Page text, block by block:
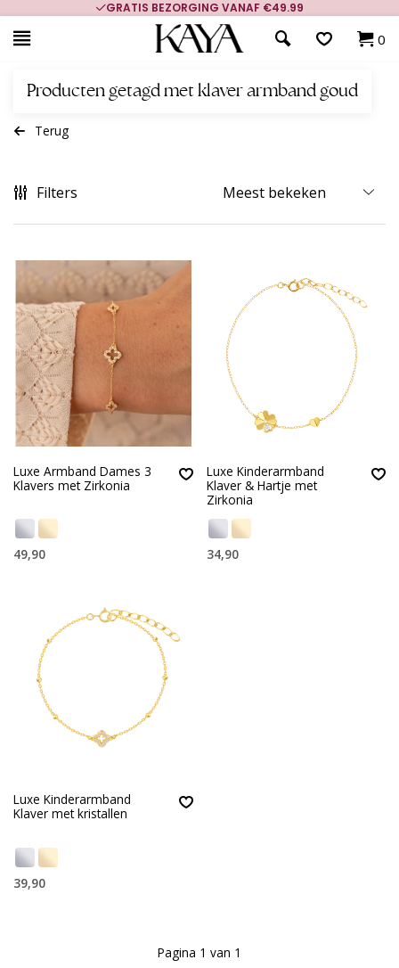
GRATIS BEZORGING VANAF €49.99
0
Producten getagd met klaver armband goud
Terug
Filters
Luxe Armband Dames 3
Klavers met Zirkonia
49,90
Luxe Kinderarmband
Klaver & Hartje met
Zirkonia
34,90
Luxe Kinderarmband
Klaver met kristallen
39,90
Pagina 1 van 1